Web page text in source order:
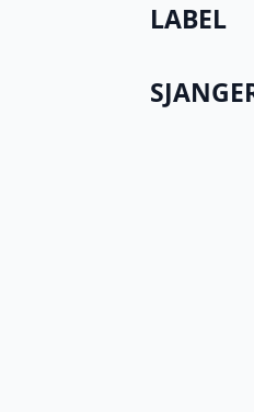
LABEL